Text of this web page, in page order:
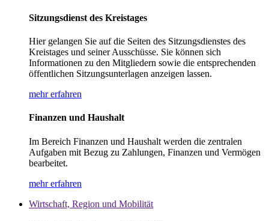
Sitzungsdienst des Kreistages
Hier gelangen Sie auf die Seiten des Sitzungsdienstes des
Kreistages und seiner Ausschüsse. Sie können sich
Informationen zu den Mitgliedern sowie die entsprechenden
öffentlichen Sitzungsunterlagen anzeigen lassen.
mehr erfahren
Finanzen und Haushalt
Im Bereich Finanzen und Haushalt werden die zentralen
Aufgaben mit Bezug zu Zahlungen, Finanzen und Vermögen
bearbeitet.
mehr erfahren
Wirtschaft, Region und Mobilität